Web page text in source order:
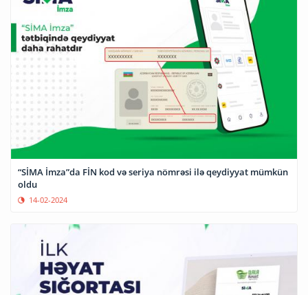
“SİMA İmza”da FİN kod və seriya nömrəsi ilə qeydiyyat mümkün
oldu
14-02-2024